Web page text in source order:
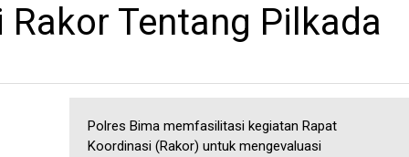
Tentang Pilkada
Polres Bima memfasilitasi kegiatan Rapat
Koordinasi (Rakor) untuk mengevaluasi